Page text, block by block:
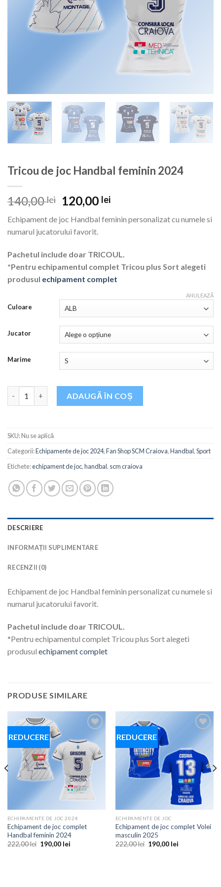
Tricou de joc Handbal feminin 2024
140,00lei
Prețul
inițial
a
fost:
120,00 leiPrețul
este:
Echipament de joc Handbal feminin personalizat cu numele si
numarul jucatorului favorit.
Pachetul include doar TRICOUL.
*Pentru echipamentul complet Tricou plus Sort alegeti
produsul echipament complet
Culoare
Jucator
Marime
ANULEAZĂ
Cantitate Tricou de joc Handbal feminin 2024
ADAUGĂ ÎN COȘ
SKU:Nu se aplică
Categorii:Echipamente de joc 2024,Fan Shop SCM Craiova,Handbal,Sport
Etichete:echipament de joc,handbal, scm craiova
DESCRIERE
INFORMAȚII SUPLIMENTARE
RECENZII (0)
Echipament de joc Handbal feminin personalizat cu numele si
numarul jucatorului favorit.
Pachetul include doar TRICOUL.
*Pentru echipamentul complet Tricou plus Sort alegeti
produsul echipament complet
PRODUSE SIMILARE
REDUCERE
Add to
wishlist
ECHIPAMENTE DE JOC 2024
Echipament de joc complet
Handbal feminin 2024
222,00lei Prețul
inițial
190,00 leiPrețul
REDUCERE
Add to
wishlist
ECHIPAMENTE DE JOC
Echipament de joc complet Volei
masculin 2025
222,00lei Prețul
inițial
190,00 leiPrețul